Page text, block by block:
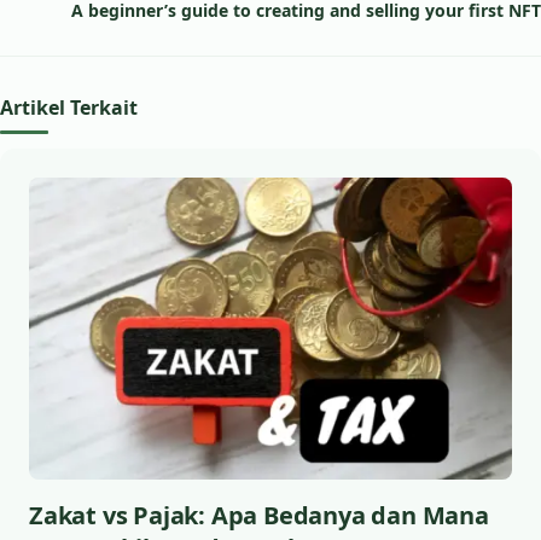
A beginner’s guide to creating and selling your first NFT
Artikel Terkait
Zakat vs Pajak: Apa Bedanya dan Mana